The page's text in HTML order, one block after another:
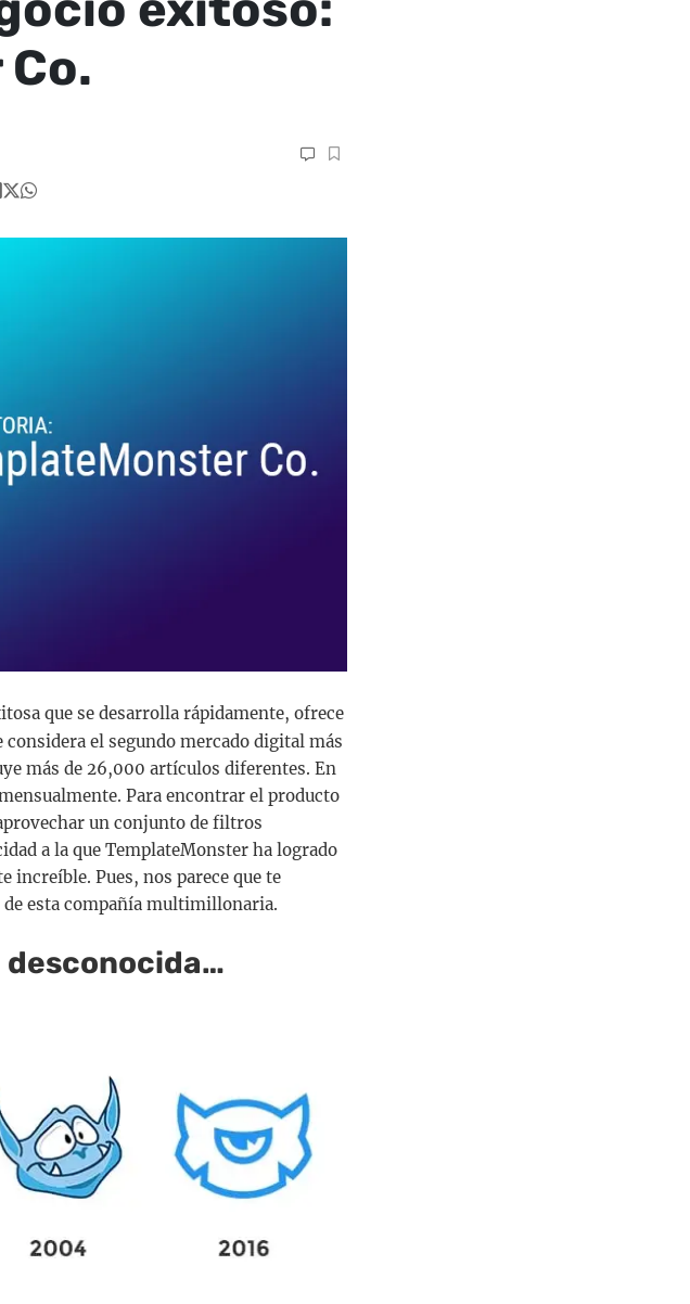
que se desarrolla rápidamente, ofrece
el segundo mercado digital más
más de 26,000 artículos diferentes. En
Para encontrar el producto
un conjunto de filtros
a la que TemplateMonster ha logrado
increíble. Pues, nos parece que te
esta compañía multimillonaria.
desconocida…